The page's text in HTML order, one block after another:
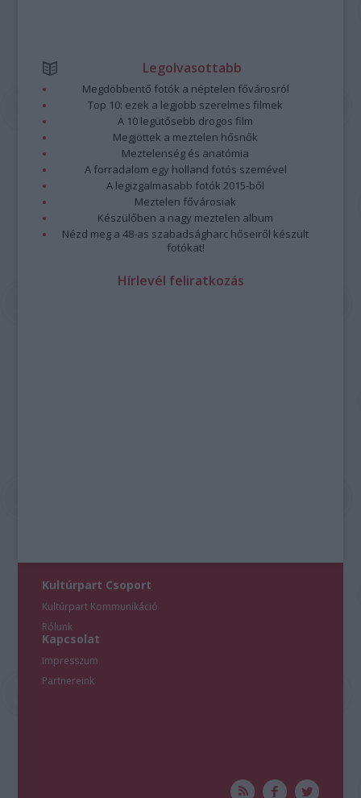
Legolvasottabb
Megdöbbentő fotók a néptelen fővárosról
Top 10: ezek a legjobb szerelmes filmek
A 10 legütősebb drogos film
Megjöttek a meztelen hősnők
Meztelenség és anatómia
A forradalom egy holland fotós szemével
A legizgalmasabb fotók 2015-ből
Meztelen fővárosiak
Készülőben a nagy meztelen album
Nézd meg a 48-as szabadságharc hőseiről készült
fotókat!
Hírlevél feliratkozás
Kultúrpart Csoport
Kultúrpart Kommunikáció
Rólunk
Kapcsolat
Impresszum
Partnereink